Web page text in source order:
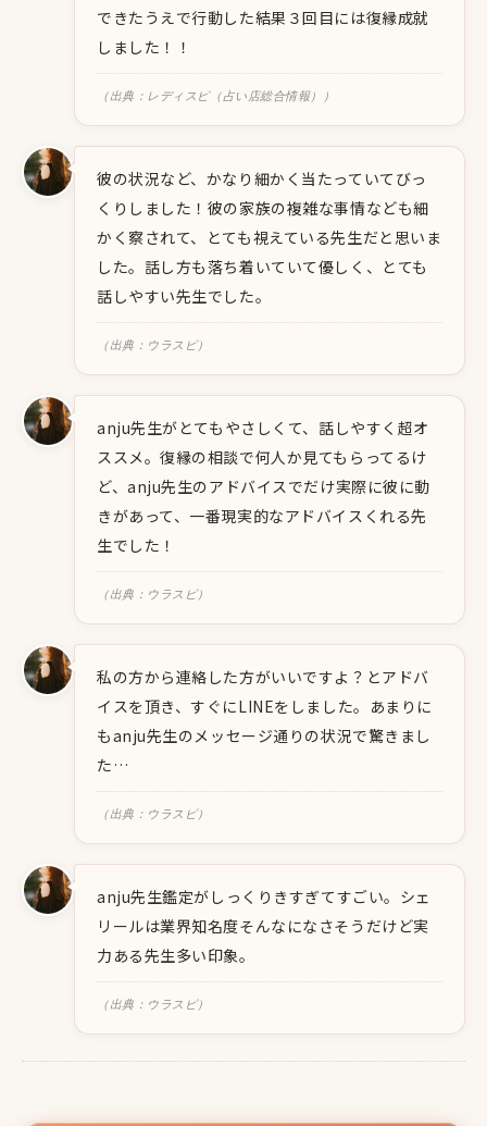
できたうえで行動した結果３回目には復縁成就
しました！！
（出典：レディスピ（占い店総合情報））
彼の状況など、かなり細かく当たっていてびっ
くりしました！彼の家族の複雑な事情なども細
かく察されて、とても視えている先生だと思いま
した。話し方も落ち着いていて優しく、とても
話しやすい先生でした。
（出典：ウラスピ）
anju先生がとてもやさしくて、話しやすく超オ
ススメ。復縁の相談で何人か見てもらってるけ
ど、anju先生のアドバイスでだけ実際に彼に動
きがあって、一番現実的なアドバイスくれる先
生でした！
（出典：ウラスピ）
私の方から連絡した方がいいですよ？とアドバ
イスを頂き、すぐにLINEをしました。あまりに
もanju先生のメッセージ通りの状況で驚きまし
た…
（出典：ウラスピ）
anju先生鑑定がしっくりきすぎてすごい。シェ
リールは業界知名度そんなになさそうだけど実
力ある先生多い印象。
（出典：ウラスピ）